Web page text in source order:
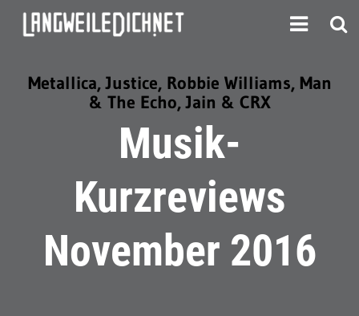
Metallica, Justice, Robbie Williams, Man
& The Echo, Jain & CRX
Musik-
Kurzreviews
November 2016